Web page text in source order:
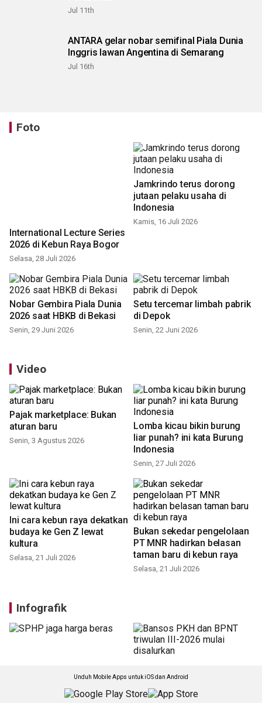
Jul 11th
ANTARA gelar nobar semifinal Piala Dunia
Inggris lawan Angentina di Semarang
Jul 16th
Foto
International Lecture Series
2026 di Kebun Raya Bogor
Selasa, 28 Juli 2026
Jamkrindo terus dorong
jutaan pelaku usaha di
Indonesia
Kamis, 16 Juli 2026
Nobar Gembira Piala Dunia
2026 saat HBKB di Bekasi
Senin, 29 Juni 2026
Setu tercemar limbah pabrik
di Depok
Senin, 22 Juni 2026
Video
Pajak marketplace: Bukan
aturan baru
Senin, 3 Agustus 2026
Lomba kicau bikin burung
liar punah? ini kata Burung
Indonesia
Senin, 27 Juli 2026
Ini cara kebun raya dekatkan
budaya ke Gen Z lewat
kultura
Selasa, 21 Juli 2026
Bukan sekedar pengelolaan
PT MNR hadirkan belasan
taman baru di kebun raya
Selasa, 21 Juli 2026
Infografik
Unduh Mobile Apps untuk iOS dan Android